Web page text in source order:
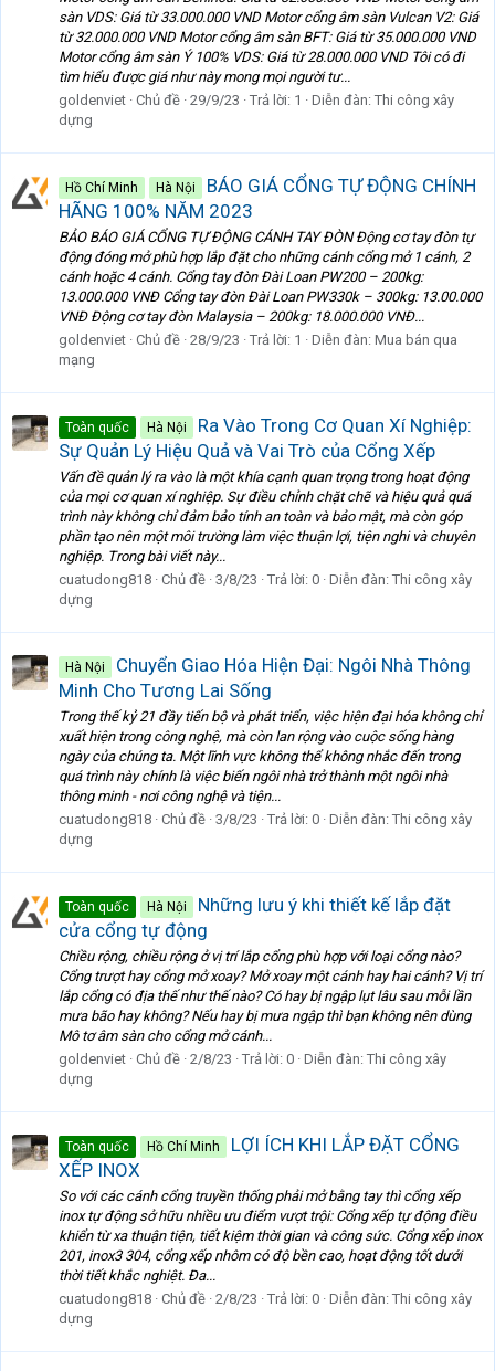
sàn VDS: Giá từ 33.000.000 VND Motor cổng âm sàn Vulcan V2: Giá
từ 32.000.000 VND Motor cổng âm sàn BFT: Giá từ 35.000.000 VND
Motor cổng âm sàn Ý 100% VDS: Giá từ 28.000.000 VND Tôi có đi
tìm hiểu được giá như này mong mọi người tư...
goldenviet Chủ đề 29/9/23 Trả lời: 1 Diễn đàn: Thi công xây
dựng
Hồ Chí Minh Hà Nội
BÁO GIÁ CỔNG TỰ ĐỘNG CHÍNH
HÃNG 100% NĂM 2023
BẢO BÁO GIÁ CỔNG TỰ ĐỘNG CÁNH TAY ĐÒN Động cơ tay đòn tự
động đóng mở phù hợp lắp đặt cho những cánh cổng mở 1 cánh, 2
cánh hoặc 4 cánh. Cổng tay đòn Đài Loan PW200 – 200kg:
13.000.000 VNĐ Cổng tay đòn Đài Loan PW330k – 300kg: 13.00.000
VNĐ Động cơ tay đòn Malaysia – 200kg: 18.000.000 VNĐ...
goldenviet Chủ đề 28/9/23 Trả lời: 1 Diễn đàn: Mua bán qua
mạng
Toàn quốc Hà Nội
Ra Vào Trong Cơ Quan Xí Nghiệp:
Sự Quản Lý Hiệu Quả và Vai Trò của Cổng Xếp
Vấn đề quản lý ra vào là một khía cạnh quan trọng trong hoạt động
của mọi cơ quan xí nghiệp. Sự điều chỉnh chặt chẽ và hiệu quả quá
trình này không chỉ đảm bảo tính an toàn và bảo mật, mà còn góp
phần tạo nên một môi trường làm việc thuận lợi, tiện nghi và chuyên
nghiệp. Trong bài viết này...
cuatudong818 Chủ đề 3/8/23 Trả lời: 0 Diễn đàn: Thi công xây
dựng
Hà Nội
Chuyển Giao Hóa Hiện Đại: Ngôi Nhà Thông
Minh Cho Tương Lai Sống
Trong thế kỷ 21 đầy tiến bộ và phát triển, việc hiện đại hóa không chỉ
xuất hiện trong công nghệ, mà còn lan rộng vào cuộc sống hàng
ngày của chúng ta. Một lĩnh vực không thể không nhắc đến trong
quá trình này chính là việc biến ngôi nhà trở thành một ngôi nhà
thông minh - nơi công nghệ và tiện...
cuatudong818 Chủ đề 3/8/23 Trả lời: 0 Diễn đàn: Thi công xây
dựng
Toàn quốc Hà Nội
Những lưu ý khi thiết kế lắp đặt
cửa cổng tự động
Chiều rộng, chiều rộng ở vị trí lắp cổng phù hợp với loại cổng nào?
Cổng trượt hay cổng mở xoay? Mở xoay một cánh hay hai cánh? Vị trí
lắp cổng có địa thế như thế nào? Có hay bị ngập lụt lâu sau mỗi lần
mưa bão hay không? Nếu hay bị mưa ngập thì bạn không nên dùng
Mô tơ âm sàn cho cổng mở cánh...
goldenviet Chủ đề 2/8/23 Trả lời: 0 Diễn đàn: Thi công xây
dựng
Toàn quốc Hồ Chí Minh
LỢI ÍCH KHI LẮP ĐẶT CỔNG
XẾP INOX
So với các cánh cổng truyền thống phải mở bằng tay thì cổng xếp
inox tự động sở hữu nhiều ưu điểm vượt trội: Cổng xếp tự động điều
khiển từ xa thuận tiện, tiết kiệm thời gian và công sức. Cổng xếp inox
201, inox3 304, cổng xếp nhôm có độ bền cao, hoạt động tốt dưới
thời tiết khắc nghiệt. Đa...
cuatudong818 Chủ đề 2/8/23 Trả lời: 0 Diễn đàn: Thi công xây
dựng